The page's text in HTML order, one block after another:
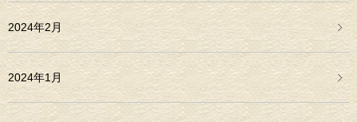
2024年2月
2024年1月